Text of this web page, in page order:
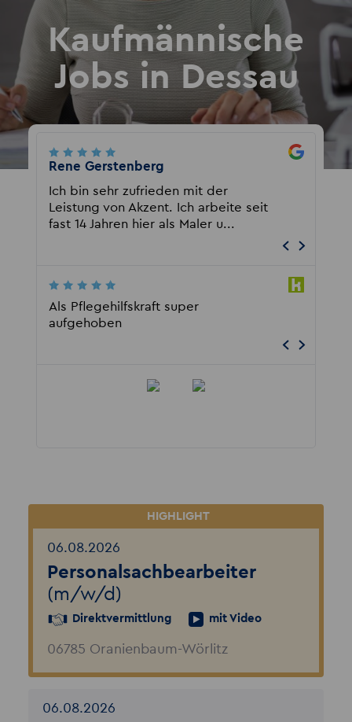
Kaufmännische
Jobs in Dessau
Rene Gerstenberg
Ich bin sehr zufrieden mit der
Leistung von Akzent. Ich arbeite seit
fast 14 Jahren hier als Maler u...
Marc
Als Pflegehilfskraft super
aufgehoben
Personalsachbearbeiter
(m/w/d)
Direktvermittlung mit Video
06785 Oranienbaum-Wörlitz
06.08.2026
06.08.2026